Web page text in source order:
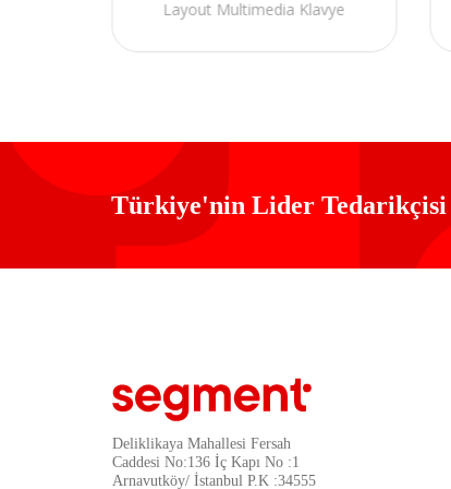
Layout Multimedia Klavye
Türkiye'nin Lider Tedarikçisi
Deliklikaya Mahallesi Fersah
Caddesi No:136 İç Kapı No :1
Arnavutköy/ İstanbul P.K :34555